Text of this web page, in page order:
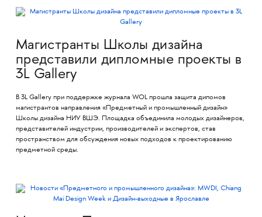
Магистранты Школы дизайна
представили дипломные проекты в
3L Gallery
В 3L Gallery при поддержке журнала WOL прошла защита дипомов
магистрантов направления «Предметный и промышленный дизайн»
Школы дизайна НИУ ВШЭ. Площадка объединила молодых дизайнеров,
представителей индустрии, производителей и экспертов, став
пространством для обсуждения новых подходов к проектированию
предметной среды.